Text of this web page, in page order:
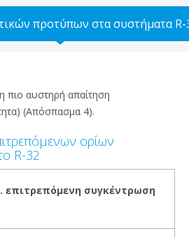
προτύπων στα συστήματα R-
η πιο αυστηρή απαίτηση
(Απόσπασμα 4).
ορίων
R-32
επιτρεπόμενη συγκέντρωση